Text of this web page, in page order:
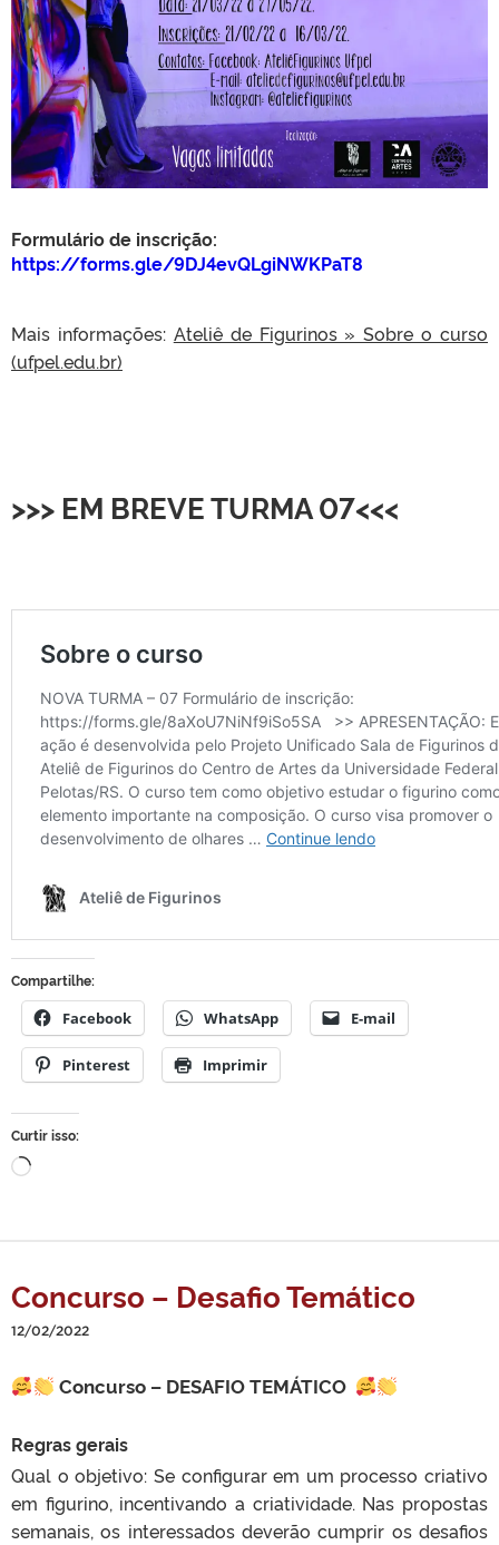
Formulário de inscrição:
https://forms.gle/9DJ4evQLgiNWKPaT8
Mais informações: Ateliê de Figurinos » Sobre o curso
(ufpel.edu.br)
>>> EM BREVE TURMA 07<<<
Compartilhe:
Facebook WhatsApp E-mail
Pinterest Imprimir
Curtir isso:
Carregando...
Concurso – Desafio Temático
12/02/2022
Concurso – DESAFIO TEMÁTICO
Regras gerais
Qual o objetivo: Se configurar em um processo criativo
em figurino, incentivando a criatividade. Nas propostas
semanais, os interessados deverão cumprir os desafios